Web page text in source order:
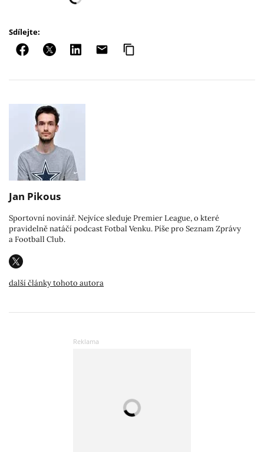
Sdílejte:
Jan Pikous
Sportovní novinář. Nejvíce sleduje Premier League, o které
pravidelně natáčí podcast Fotbal Venku. Píše pro Seznam Zprávy
a Football Club.
další články tohoto autora